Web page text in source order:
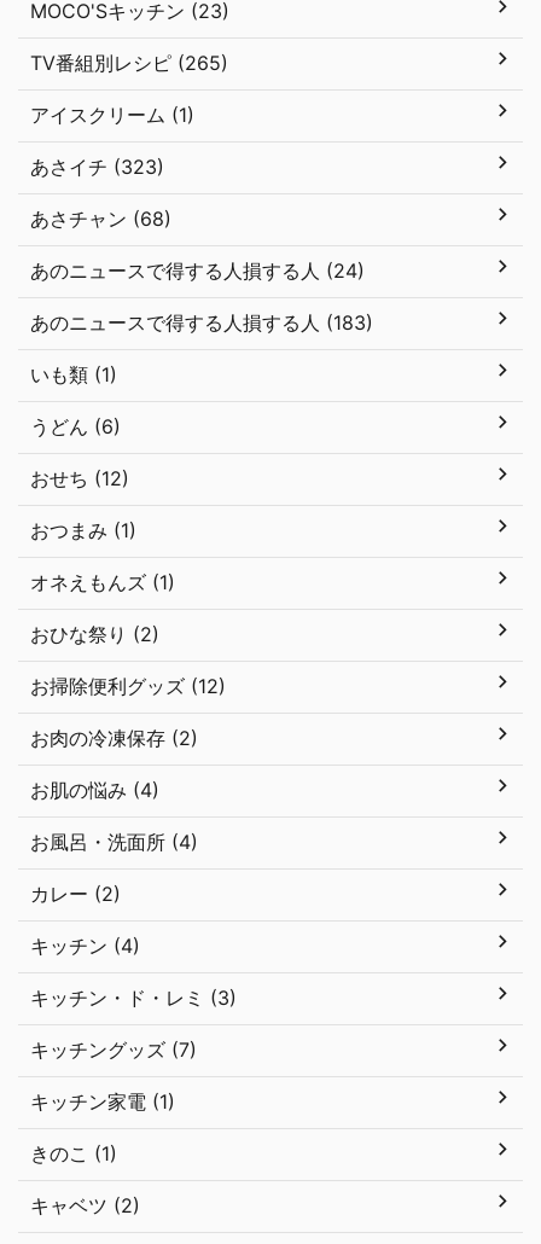
MOCO'Sキッチン (23)
TV番組別レシピ (265)
アイスクリーム (1)
あさイチ (323)
あさチャン (68)
あのニュースで得する人損する人 (24)
あのニュースで得する人損する人 (183)
いも類 (1)
うどん (6)
おせち (12)
おつまみ (1)
オネえもんズ (1)
おひな祭り (2)
お掃除便利グッズ (12)
お肉の冷凍保存 (2)
お肌の悩み (4)
お風呂・洗面所 (4)
カレー (2)
キッチン (4)
キッチン・ド・レミ (3)
キッチングッズ (7)
キッチン家電 (1)
きのこ (1)
キャベツ (2)